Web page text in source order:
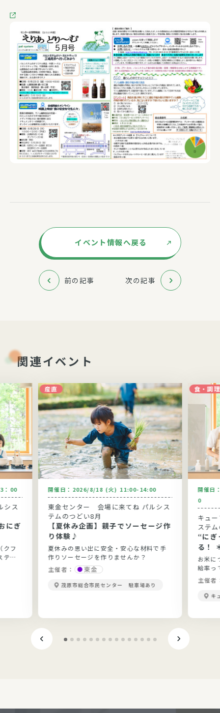
イベント情報へ戻る
前の記事 次の記事
関連イベント
：00
シス
にぎ
クフ
テム
産直
開催日： 2026/8/18 (火) 11:00-14:00
東金センター 会場に来てね パルシス
テムのつどい8月
【夏休み企画】親子でソーセージ作
り体験♪
夏休みの思い出に安全・安心な材料で手
作りソーセージを作りませんか？
主催者：
東金
茂原市総合市民センター 駐車場あり
食・調理
開催日
0
キュ
ステ
“にぎ
る！
お米に
給率っ
当？
きます
主催者
キ